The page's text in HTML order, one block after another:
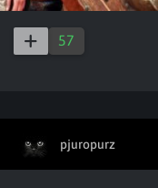
57
pjuropurz